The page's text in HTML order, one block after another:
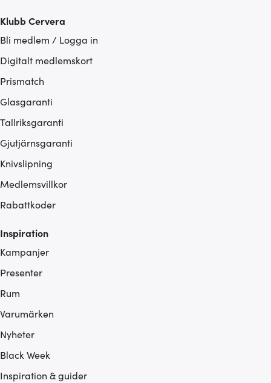
Klubb Cervera
Bli medlem / Logga in
Digitalt medlemskort
Prismatch
Glasgaranti
Tallriksgaranti
Gjutjärnsgaranti
Knivslipning
Medlemsvillkor
Rabattkoder
Inspiration
Kampanjer
Presenter
Rum
Varumärken
Nyheter
Black Week
Inspiration & guider